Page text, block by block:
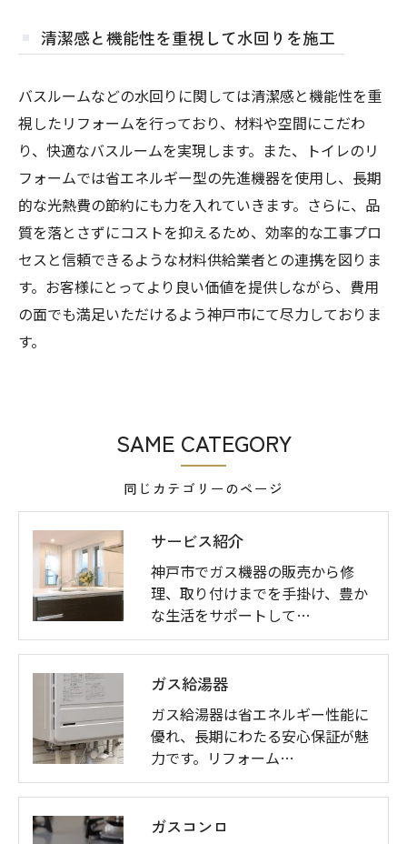
清潔感と機能性を重視して水回りを施工
バスルームなどの水回りに関しては清潔感と機能性を重
視したリフォームを行っており、材料や空間にこだわ
り、快適なバスルームを実現します。また、トイレのリ
フォームでは省エネルギー型の先進機器を使用し、長期
的な光熱費の節約にも力を入れていきます。さらに、品
質を落とさずにコストを抑えるため、効率的な工事プロ
セスと信頼できるような材料供給業者との連携を図りま
す。お客様にとってより良い価値を提供しながら、費用
の面でも満足いただけるよう神戸市にて尽力しておりま
す。
同じカテゴリーのページ
SAME CATEGORY
サービス紹介
神戸市でガス機器の販売から修
理、取り付けまでを手掛け、豊か
な生活をサポートして…
ガス給湯器
ガス給湯器は省エネルギー性能に
優れ、長期にわたる安心保証が魅
力です。リフォーム…
ガスコンロ